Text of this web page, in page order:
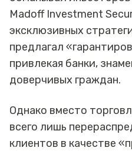
Madoff Investment
эксклюзивных
предлагал
привлекая банки,
доверчивых граждан.
Однако вместо
всего лишь
клиентов в качестве